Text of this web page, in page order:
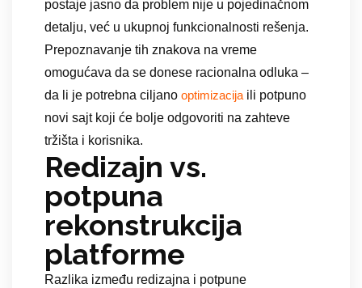
postaje jasno da problem nije u pojedinačnom
detalju, već u ukupnoj funkcionalnosti rešenja.
Prepoznavanje tih znakova na vreme
omogućava da se donese racionalna odluka –
da li je potrebna ciljano optimizacija ili potpuno
novi sajt koji će bolje odgovoriti na zahteve
tržišta i korisnika.
Redizajn vs.
potpuna
rekonstrukcija
platforme
Razlika između redizajna i potpune